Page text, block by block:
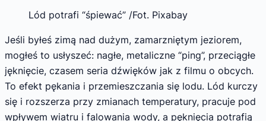
Lód potrafi “śpiewać” /Fot. Pixabay
Jeśli byłeś zimą nad dużym, zamarzniętym jeziorem,
mogłeś to usłyszeć: nagłe, metaliczne “ping”, przeciągłe
jęknięcie, czasem seria dźwięków jak z filmu o obcych.
To efekt pękania i przemieszczania się lodu. Lód kurczy
się i rozszerza przy zmianach temperatury, pracuje pod
wpływem wiatru i falowania wody, a pęknięcia potrafią